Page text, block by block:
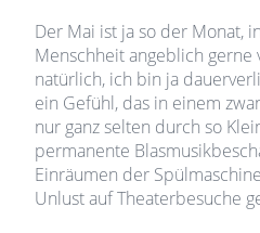
Der Mai ist ja so der Monat,
Menschheit angeblich
natürlich, ich bin ja
ein Gefühl, das in einem
nur ganz selten durch so
permanente
Einräumen der
Unlust auf Theaterbesuche